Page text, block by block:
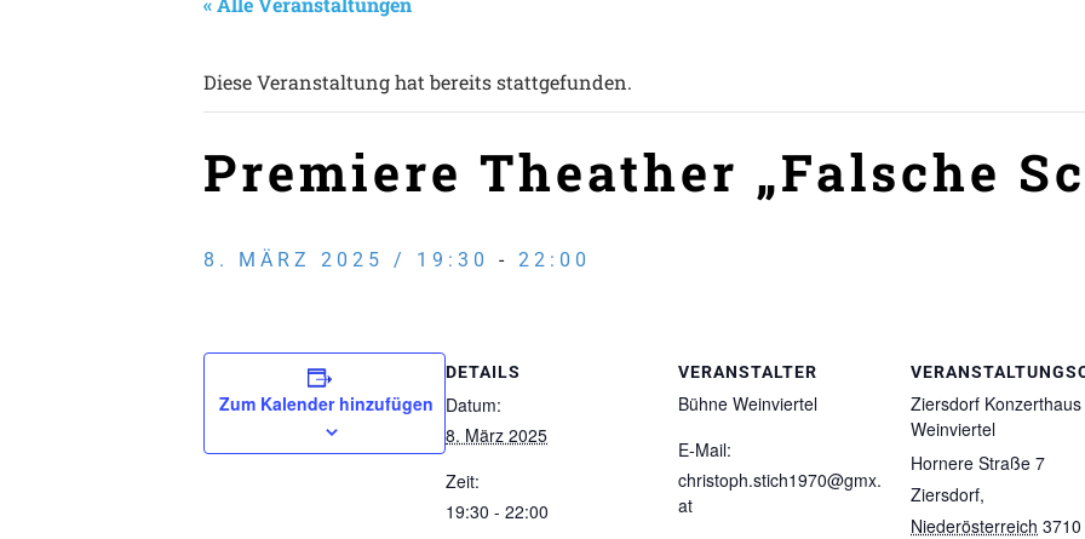
Diese Veranstaltung hat bereits stattgefunden.
Premiere Theather „Falsche
8. MÄRZ 2025 / 19:30 - 22:00
Zum Kalender hinzufügen
DETAILS
Datum:
8. März 2025
Zeit:
19:30 - 22:00
VERANSTALTER
Bühne Weinviertel
E-Mail:
christoph.stich1970@gmx.
at
Ziersdorf Konzerthaus
Weinviertel
Hornere Straße 7
Ziersdorf,
Niederösterreich 3710